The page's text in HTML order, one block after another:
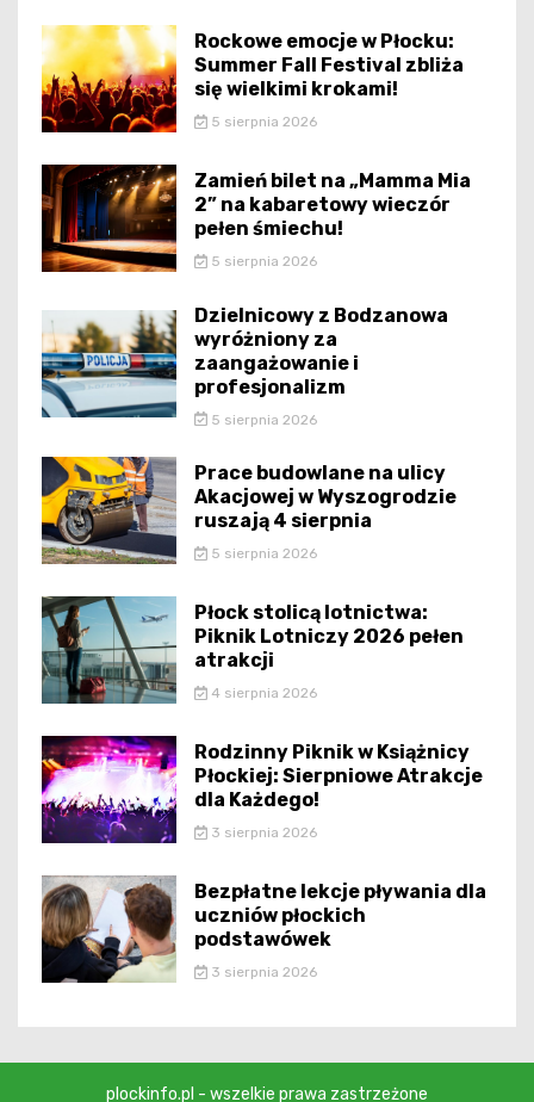
Rockowe emocje w Płocku:
Summer Fall Festival zbliża
się wielkimi krokami!
5 sierpnia 2026
Zamień bilet na „Mamma Mia
2” na kabaretowy wieczór
pełen śmiechu!
5 sierpnia 2026
Dzielnicowy z Bodzanowa
wyróżniony za
zaangażowanie i
profesjonalizm
5 sierpnia 2026
Prace budowlane na ulicy
Akacjowej w Wyszogrodzie
ruszają 4 sierpnia
5 sierpnia 2026
Płock stolicą lotnictwa:
Piknik Lotniczy 2026 pełen
atrakcji
4 sierpnia 2026
Rodzinny Piknik w Książnicy
Płockiej: Sierpniowe Atrakcje
dla Każdego!
3 sierpnia 2026
Bezpłatne lekcje pływania dla
uczniów płockich
podstawówek
3 sierpnia 2026
plockinfo.pl - wszelkie prawa zastrzeżone